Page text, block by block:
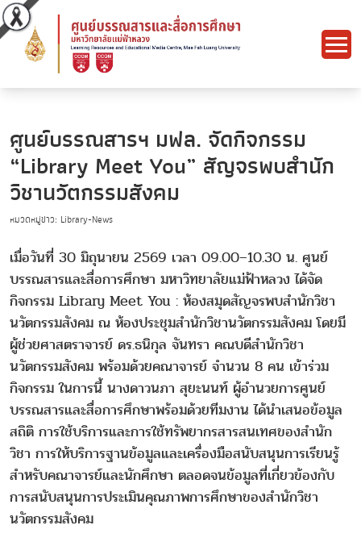
ศูนย์บรรณสารฯ มฟล. จัดกิจกรรม
“Library Meet You” สัญจรพบสำนัก
วิชานวัตกรรมสังคม
หมวดหมู่ข่าว: Library-News
เมื่อวันที่ 30 มิถุนายน 2569 เวลา 09.00–10.30 น. ศูนย์
บรรณสารและสื่อการศึกษา มหาวิทยาลัยแม่ฟ้าหลวง ได้จัด
กิจกรรม Library Meet You : ห้องสมุดสัญจรพบสำนักวิชา
นวัตกรรมสังคม ณ ห้องประชุมสำนักวิชานวัตกรรมสังคม โดยมี
ผู้ช่วยศาสตราจารย์ ดร.ธนิกุล จันทรา คณบดีสำนักวิชา
นวัตกรรมสังคม พร้อมด้วยคณาจารย์ จำนวน 8 คน เข้าร่วม
กิจกรรม ในการนี้ นางดาวนภา สุยะนนท์ ผู้อำนวยการศูนย์
บรรณสารและสื่อการศึกษาพร้อมด้วยทีมงาน ได้นำเสนอข้อมูล
สถิติ การใช้บริการและการใช้ทรัพยากรสารสนเทศของสำนัก
วิชา การให้บริการฐานข้อมูลและเครื่องมือสนับสนุนการเรียนรู้
สำหรับคณาจารย์และนักศึกษา ตลอดจนข้อมูลที่เกี่ยวข้องกับ
การสนับสนุนการประเมินคุณภาพการศึกษาของสำนักวิชา
นวัตกรรมสังคม